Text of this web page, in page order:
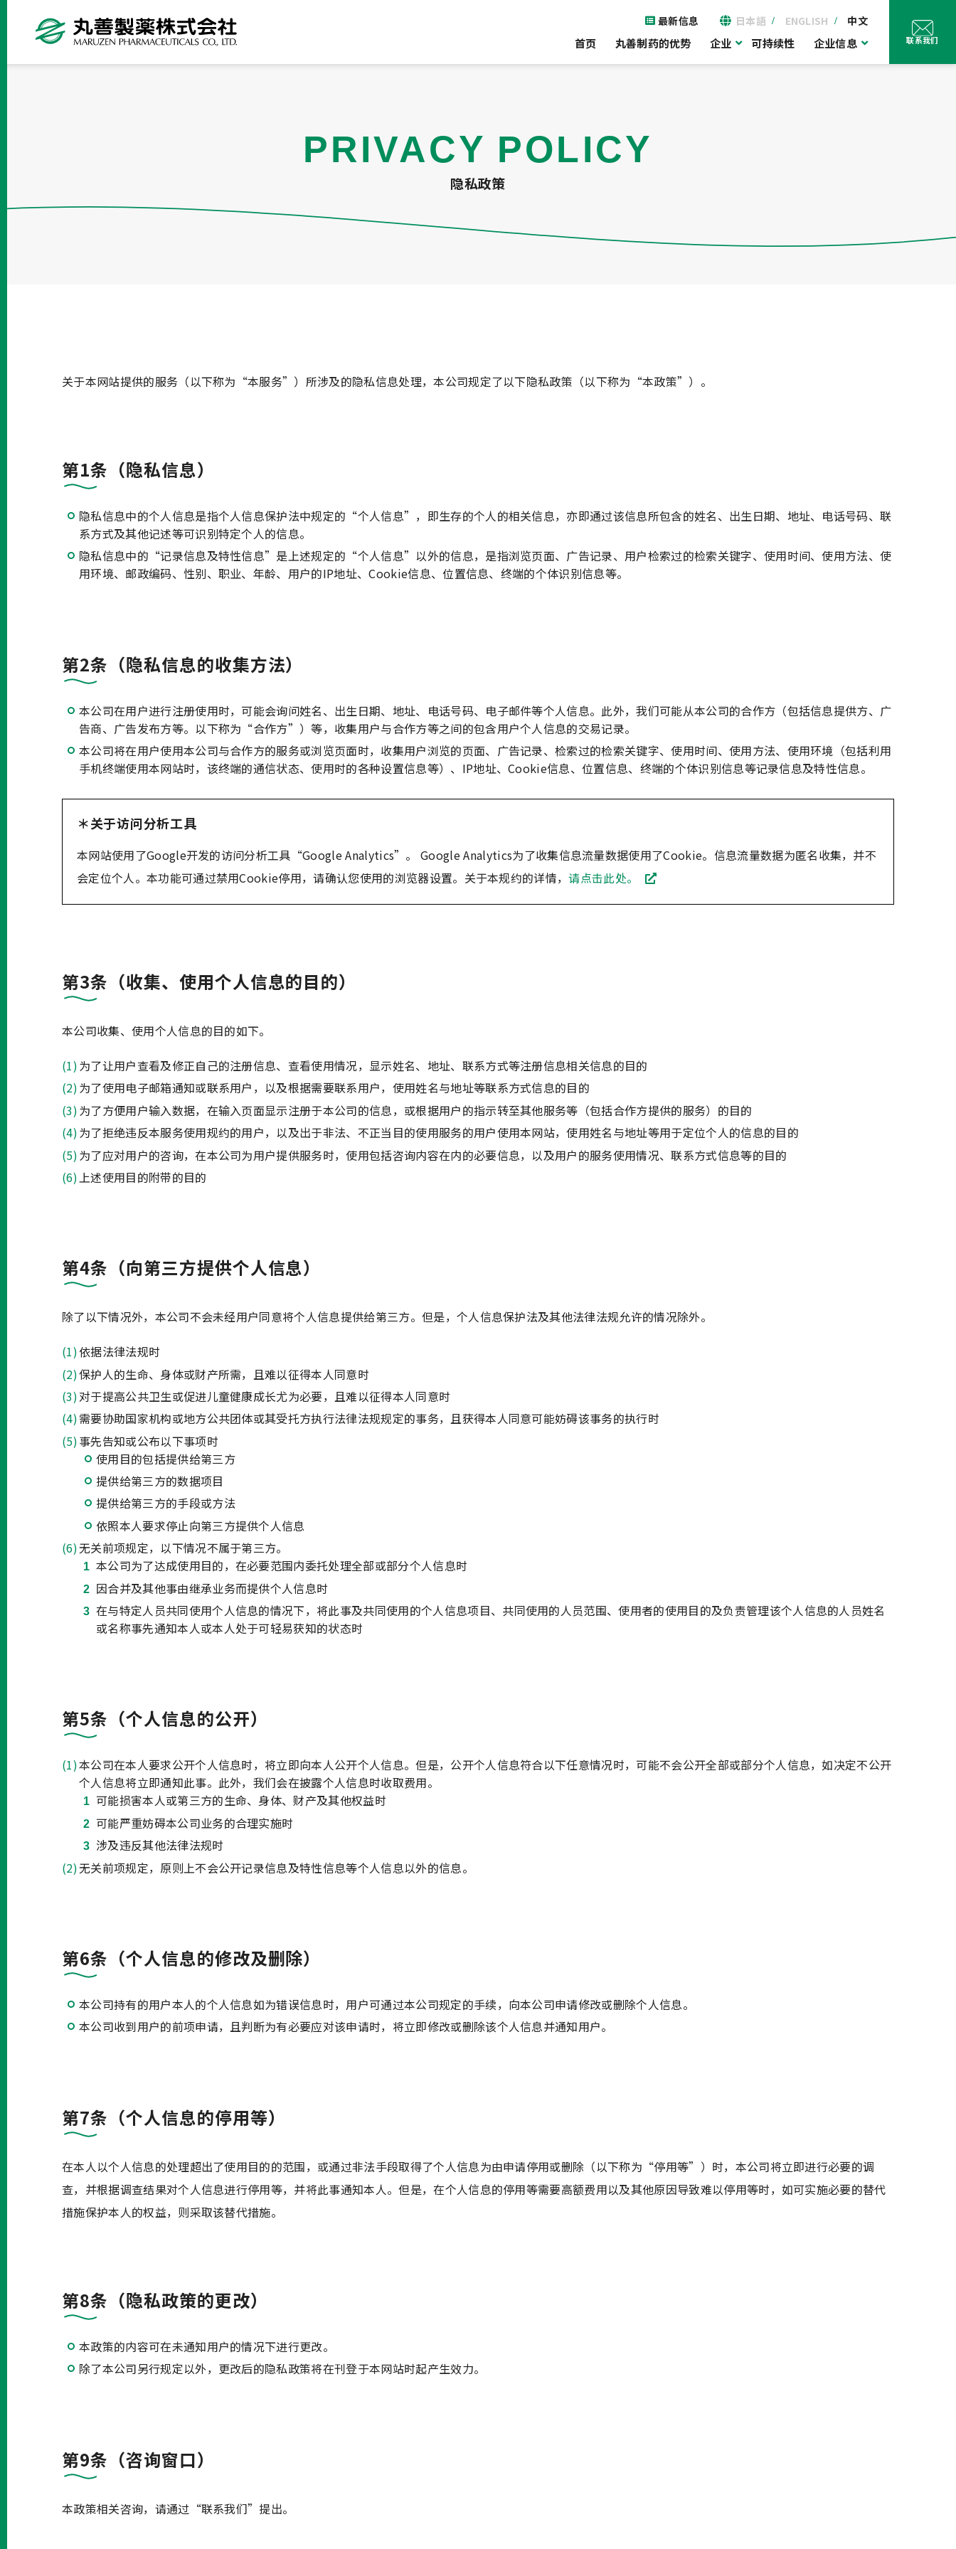
最新信息 日本語 ENGLISH 中文
首页 丸善制药的优势 企业 可持续性 企业信息 联系我们
PRIVACY POLICY
隐私政策
关于本网站提供的服务（以下称为“本服务”）所涉及的隐私信息处理，本公司规定了以下隐私政策（以下称为“本政策”）。
第1条（隐私信息）
隐私信息中的个人信息是指个人信息保护法中规定的“个人信息”，即生存的个人的相关信息，亦即通过该信息所包含的姓名、出生日期、地址、电话号码、联
系方式及其他记述等可识别特定个人的信息。
隐私信息中的“记录信息及特性信息”是上述规定的“个人信息”以外的信息，是指浏览页面、广告记录、用户检索过的检索关键字、使用时间、使用方法、使
用环境、邮政编码、性别、职业、年龄、用户的IP地址、Cookie信息、位置信息、终端的个体识别信息等。
第2条（隐私信息的收集方法）
本公司在用户进行注册使用时，可能会询问姓名、出生日期、地址、电话号码、电子邮件等个人信息。此外，我们可能从本公司的合作方（包括信息提供方、广
告商、广告发布方等。以下称为“合作方”）等，收集用户与合作方等之间的包含用户个人信息的交易记录。
本公司将在用户使用本公司与合作方的服务或浏览页面时，收集用户浏览的页面、广告记录、检索过的检索关键字、使用时间、使用方法、使用环境（包括利用
手机终端使用本网站时，该终端的通信状态、使用时的各种设置信息等）、IP地址、Cookie信息、位置信息、终端的个体识别信息等记录信息及特性信息。
＊关于访问分析工具
本网站使用了Google开发的访问分析工具“Google Analytics”。 Google Analytics为了收集信息流量数据使用了Cookie。信息流量数据为匿名收集，并不
会定位个人。本功能可通过禁用Cookie停用，请确认您使用的浏览器设置。关于本规约的详情，请点击此处。
第3条（收集、使用个人信息的目的）
本公司收集、使用个人信息的目的如下。
为了让用户查看及修正自己的注册信息、查看使用情况，显示姓名、地址、联系方式等注册信息相关信息的目的
为了使用电子邮箱通知或联系用户，以及根据需要联系用户，使用姓名与地址等联系方式信息的目的
为了方便用户输入数据，在输入页面显示注册于本公司的信息，或根据用户的指示转至其他服务等（包括合作方提供的服务）的目的
为了拒绝违反本服务使用规约的用户，以及出于非法、不正当目的使用服务的用户使用本网站，使用姓名与地址等用于定位个人的信息的目的
为了应对用户的咨询，在本公司为用户提供服务时，使用包括咨询内容在内的必要信息，以及用户的服务使用情况、联系方式信息等的目的
上述使用目的附带的目的
第4条（向第三方提供个人信息）
除了以下情况外，本公司不会未经用户同意将个人信息提供给第三方。但是，个人信息保护法及其他法律法规允许的情况除外。
依据法律法规时
保护人的生命、身体或财产所需，且难以征得本人同意时
对于提高公共卫生或促进儿童健康成长尤为必要，且难以征得本人同意时
需要协助国家机构或地方公共团体或其受托方执行法律法规规定的事务，且获得本人同意可能妨碍该事务的执行时
事先告知或公布以下事项时
使用目的包括提供给第三方
提供给第三方的数据项目
提供给第三方的手段或方法
依照本人要求停止向第三方提供个人信息
无关前项规定，以下情况不属于第三方。
本公司为了达成使用目的，在必要范围内委托处理全部或部分个人信息时
因合并及其他事由继承业务而提供个人信息时
在与特定人员共同使用个人信息的情况下，将此事及共同使用的个人信息项目、共同使用的人员范围、使用者的使用目的及负责管理该个人信息的人员姓名
或名称事先通知本人或本人处于可轻易获知的状态时
第5条（个人信息的公开）
本公司在本人要求公开个人信息时，将立即向本人公开个人信息。但是，公开个人信息符合以下任意情况时，可能不会公开全部或部分个人信息，如决定不公开
个人信息将立即通知此事。此外，我们会在披露个人信息时收取费用。
可能损害本人或第三方的生命、身体、财产及其他权益时
可能严重妨碍本公司业务的合理实施时
涉及违反其他法律法规时
无关前项规定，原则上不会公开记录信息及特性信息等个人信息以外的信息。
第6条（个人信息的修改及删除）
本公司持有的用户本人的个人信息如为错误信息时，用户可通过本公司规定的手续，向本公司申请修改或删除个人信息。
本公司收到用户的前项申请，且判断为有必要应对该申请时，将立即修改或删除该个人信息并通知用户。
第7条（个人信息的停用等）
在本人以个人信息的处理超出了使用目的的范围，或通过非法手段取得了个人信息为由申请停用或删除（以下称为“停用等”）时，本公司将立即进行必要的调
查，并根据调查结果对个人信息进行停用等，并将此事通知本人。但是，在个人信息的停用等需要高额费用以及其他原因导致难以停用等时，如可实施必要的替代
措施保护本人的权益，则采取该替代措施。
第8条（隐私政策的更改）
本政策的内容可在未通知用户的情况下进行更改。
除了本公司另行规定以外，更改后的隐私政策将在刊登于本网站时起产生效力。
第9条（咨询窗口）
本政策相关咨询，请通过“联系我们”提出。